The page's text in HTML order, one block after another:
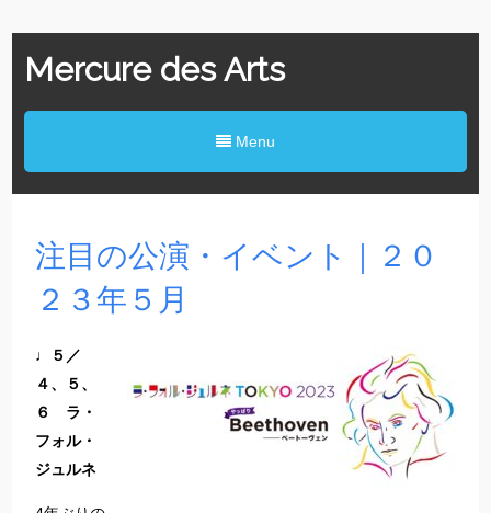
Mercure des Arts
Menu
注目の公演・イベント｜２０
２３年５月
♩５／
４、５、
６ ラ・
フォル・
ジュルネ